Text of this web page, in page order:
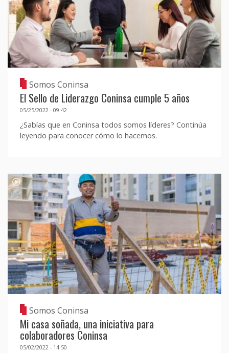
Somos Coninsa
El Sello de Liderazgo Coninsa cumple 5 años
05/25/2022 - 09:42
¿Sabías que en Coninsa todos somos líderes? Continúa
leyendo para conocer cómo lo hacemos.
Somos Coninsa
Mi casa soñada, una iniciativa para
colaboradores Coninsa
05/02/2022 - 14:50